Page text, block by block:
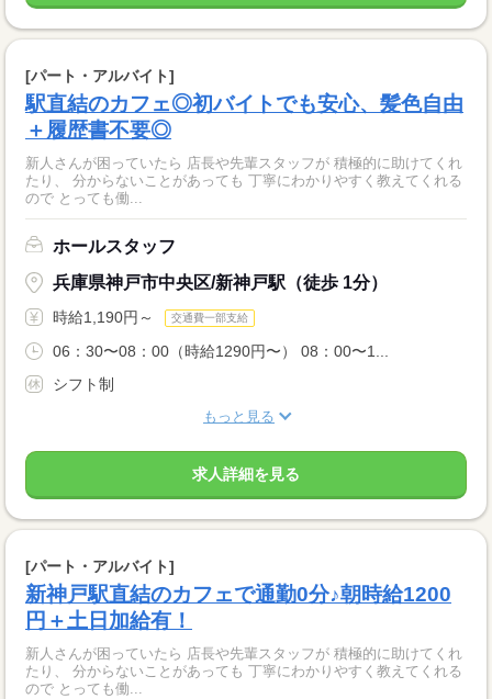
[パート・アルバイト]
駅直結のカフェ◎初バイトでも安心、髪色自由
＋履歴書不要◎
新人さんが困っていたら 店長や先輩スタッフが 積極的に助けてくれ
たり、 分からないことがあっても 丁寧にわかりやすく教えてくれる
ので とっても働...
ホールスタッフ
兵庫県神戸市中央区/新神戸駅（徒歩 1分）
時給1,190円～ 交通費一部支給
06：30〜08：00（時給1290円〜） 08：00〜1...
シフト制
もっと見る
求人詳細を見る
[パート・アルバイト]
新神戸駅直結のカフェで通勤0分♪朝時給1200
円＋土日加給有！
新人さんが困っていたら 店長や先輩スタッフが 積極的に助けてくれ
たり、 分からないことがあっても 丁寧にわかりやすく教えてくれる
ので とっても働...